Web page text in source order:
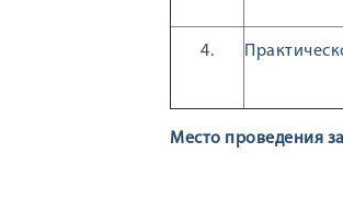
4.
Место проведения